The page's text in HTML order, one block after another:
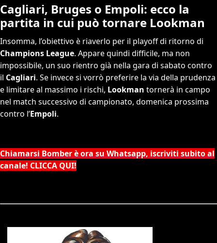
Cagliari, Bruges o Empoli: ecco la
partita in cui può tornare Lookman
Insomma, l’obiettivo è riaverlo per il playoff di ritorno di
Champions League. Appare quindi difficile, ma non
impossibile, un suo rientro già nella gara di sabato contro
il Cagliari. Se invece si vorrò preferire la via della prudenza
e limitare al massimo i rischi, Lookman tornerà in campo
nel match successivo di campionato, domenica prossima
contro l’Empoli.
Chiamarsi Bomber è ora su Whatsapp, iscriviti subito al
canale! CLICCA QUI!